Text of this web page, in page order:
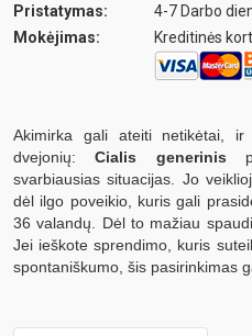
Pristatymas:
4-7 Darbo
Mokėjimas:
Kreditinės
Akimirka gali ateiti netikėtai,
dvejonių:Cialis generinis
svarbiausias situacijas. Jo
dėl ilgo poveikio, kuris gali
36 valandų. Dėl to mažiau
Jei ieškote sprendimo, kuris
spontaniškumo, šis pasirinkimas